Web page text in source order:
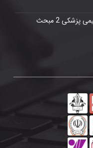
دانلود جزوه آزمایشگاه بیوشیمی پزشکی 2 مبحث